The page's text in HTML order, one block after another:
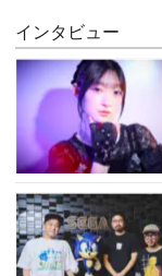
インタビュー